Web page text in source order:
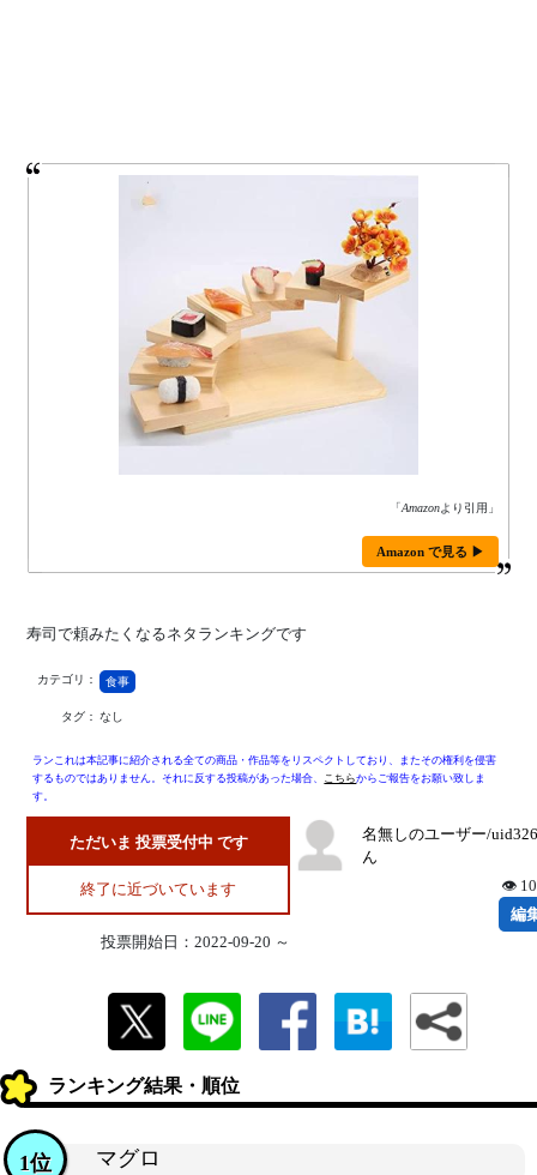
「Amazonより引用」
Amazon で見る ▶
寿司で頼みたくなるネタランキングです
カテゴリ： 食事
タグ： なし
ランこれは本記事に紹介される全ての商品・作品等をリスペクトしており、またその権利を侵害
するものではありません。それに反する投稿があった場合、 こちらからご報告をお願い致しま
す。
ただいま 投票受付中 です
終了に近づいています
投票開始日：2022-09-20 ～
名無しのユーザー/
ん
👁
編
ランキング結果・順位
マグロ
1位